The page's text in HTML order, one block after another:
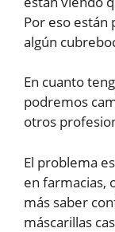
Por eso están
algún
En cuanto
podremos
otros
El problema
en farmacias,
más saber
máscarillas